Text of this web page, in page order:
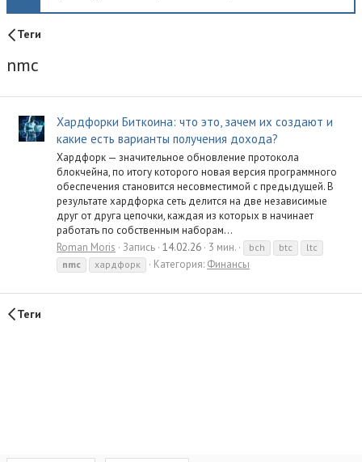
Теги
nmc
Хардфорки Биткоина: что это, зачем их создают и
какие есть варианты получения дохода?
Хардфорк — значительное обновление протокола
блокчейна, по итогу которого новая версия программного
обеспечения становится несовместимой с предыдущей. В
результате хардфорка сеть делится на две независимые
друг от друга цепочки, каждая из которых в начинает
работать по собственным наборам...
Roman Moris Запись 14.02.26 3 мин. bch btc
ltc
nmc
хардфорк Категория: Финансы
Теги